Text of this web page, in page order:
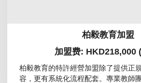
柏毅教育加盟
加盟费: HKD218,000
柏毅教育的特許經營加盟除了提供正
容，更有系統化流程配套。專業教師